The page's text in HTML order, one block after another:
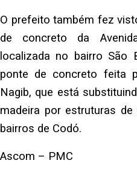
O prefeito também fez
de concreto da
localizada no bairro São
ponte de concreto feita
Nagib, que está
madeira por estruturas
bairros de Codó.
Ascom – PMC